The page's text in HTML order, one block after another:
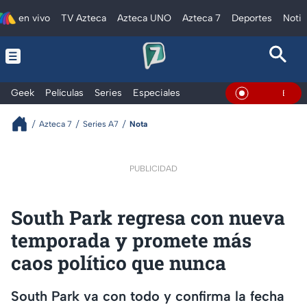
en vivo TV Azteca Azteca UNO Azteca 7 Deportes
Geek Películas Series Especiales En Vivo
Azteca 7 Series A7 Nota
PUBLICIDAD
South Park regresa con nueva
temporada y promete más
caos político que nunca
South Park va con todo y confirma la fecha